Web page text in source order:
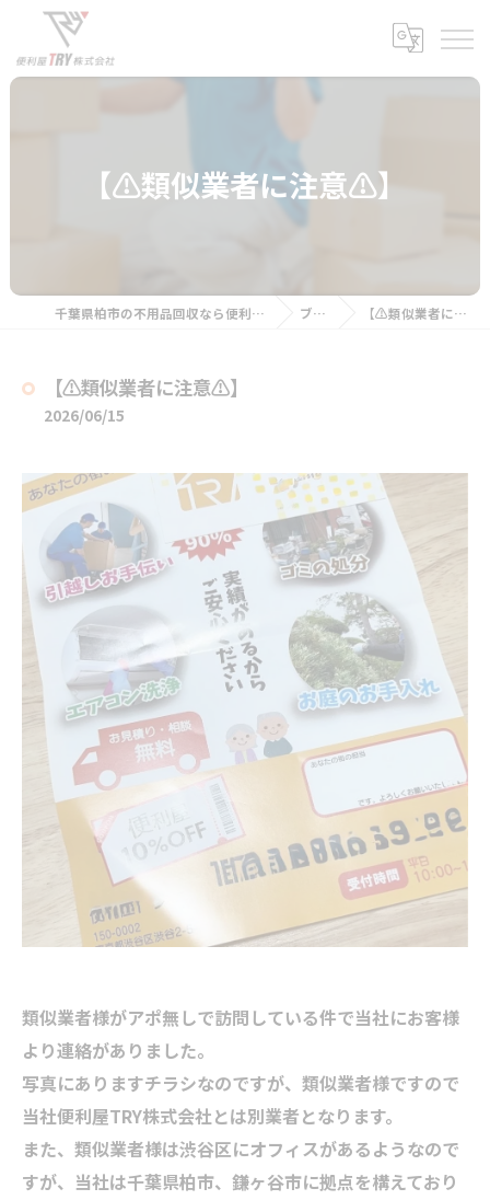
【⚠️類似業者に注意⚠️】
千葉県柏市の不用品回収なら便利屋TRY株式会社 ブログ 【⚠️類似業者に注意⚠️】
【⚠️類似業者に注意⚠️】
2026/06/15
類似業者様がアポ無しで訪問している件で当社にお客様
より連絡がありました。
写真にありますチラシなのですが、類似業者様ですので
当社便利屋TRY株式会社とは別業者となります。
また、類似業者様は渋谷区にオフィスがあるようなので
すが、当社は千葉県柏市、鎌ヶ谷市に拠点を構えており